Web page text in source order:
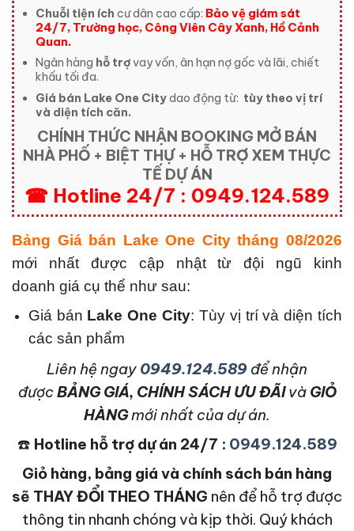
Chuỗi tiện ích cư dân cao cấp: Bảo vệ giám sát
24/7, Trường học, Công Viên Cây Xanh, Hồ Cảnh
Quan.
Ngân hàng hỗ trợvay vốn, ân hạn nợ gốc và lãi, chiết
khấu tối đa.
Giá bán Lake One Citydao động từ: tùy theo vị trí
và diện tích căn.
CHÍNH THỨC NHẬN BOOKING MỞ BÁN
NHÀ PHỐ + BIỆT THỰ + HỖ TRỢ XEM THỰC
TẾ DỰ ÁN
☎ Hotline 24/7 : 0949.124.589
Bảng Giá bán Lake One City tháng 08/2026
mới nhất được cập nhật từ đội ngũ kinh
doanh giá cụ thể như sau:
Giá bán Lake One City: Tùy vị trí và diện tích
các sản phẩm
Liên hệ ngay 0949.124.589 để nhận
được BẢNG GIÁ, CHÍNH SÁCH ƯU ĐÃIvàGIỎ
HÀNGmới nhất của dự án.
☎️ Hotline hỗ trợ dự án 24/7 : 0949.124.589
Giỏ hàng, bảng giá và chính sách bán hàng
sẽ THAY ĐỔI THEO THÁNG nên để hỗ trợ được
thông tin nhanh chóng và kịp thời. Quý khách